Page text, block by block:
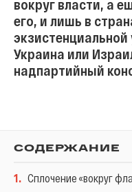
вокруг власти, а
его, и лишь в
экзистенциальной
Украина или
надпартийный
СОДЕРЖАНИЕ
1. Сплочение «вокруг